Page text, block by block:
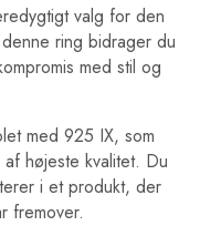
valg for den
ring bidrager du
med stil og
med 925 IX, som
højeste kvalitet. Du
i et produkt, der
fremover.